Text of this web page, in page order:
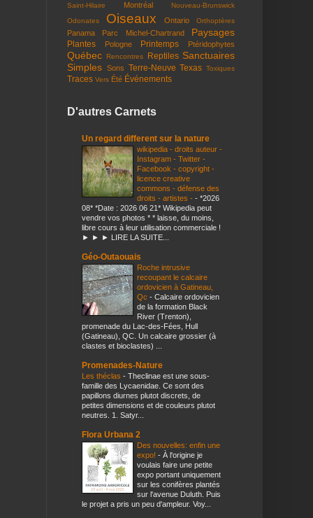
Saint-Hilaire
Montréal
Nouveau-Brunswick
Odonates
Oiseaux Ontario Orthoptères
Panama Parc Michel-Chartrand Paysages
Plantes Pologne Printemps Ptéridophytes
Québec Rencontres Reptiles Sanctuaires
Simples Sons Terre-Neuve Texas Toxiques
Traces Vers Été Événements
D'autres Carnets
Un regard different sur la nature
wikipedia - droits auteur -
Instagram - Twitter -
Facebook - copyright -
licence creative
commons - défense des
droits - artistes - - *2026
08* *Date : 2026 06 21* Wikipedia peut
vendre vos photos * * laisse, du moins,
libre cours à leur utilisation commerciale !
► ► ► LIRE LA SUITE...
Géo-Outaouais
Roche intrusive
recoupant le calcaire
ordovicien à Gatineau,
Qc - Calcaire ordovicien
de la formation Black
River (Trenton),
promenade du Lac-des-Fées, Hull
(Gatineau), QC. Un calcaire grossier (à
clastes et bioclastes) ...
Promenades-Nature
Les théclas - Theclinae est une sous-
famille des Lycaenidae. Ce sont des
papillons diurnes plutot discrets, de
petites dimensions et de couleurs plutot
neutres. 1. Satyr...
Flora Urbana 2
Des nouvelles: enfin une
expo! - À l'origine je
voulais faire une petite
expo portant uniquement
sur les conifères plantés
sur l'avenue Duluth. Puis
le projet a pris un peu d'ampleur. Voy...